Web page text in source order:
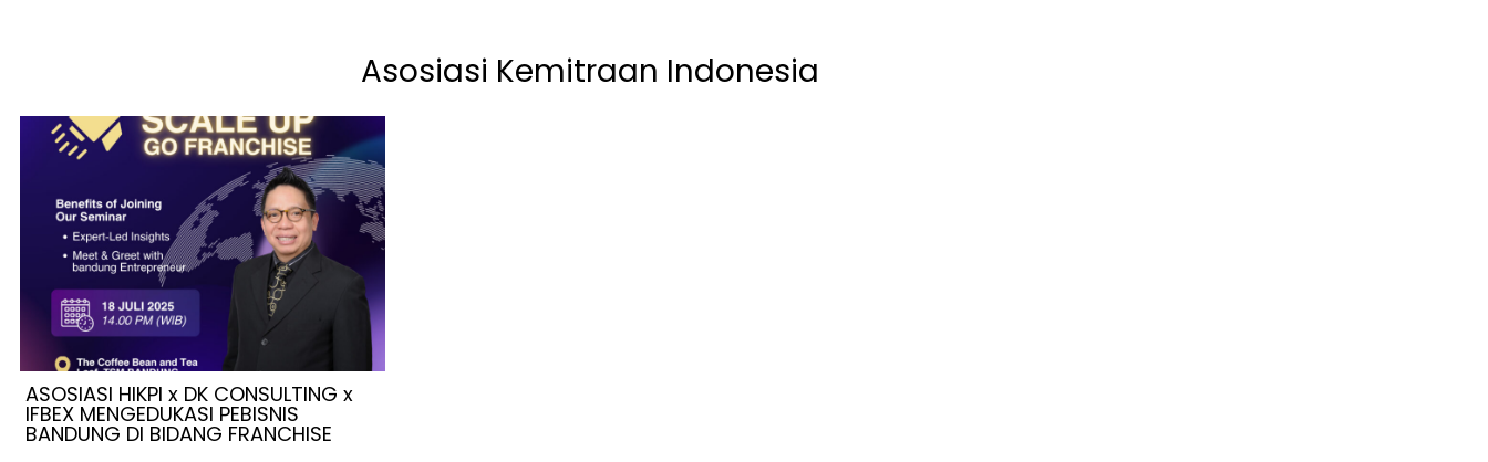
Asosiasi Kemitraan Indonesia
ASOSIASI HIKPI x DK CONSULTING x
IFBEX MENGEDUKASI PEBISNIS
BANDUNG DI BIDANG FRANCHISE